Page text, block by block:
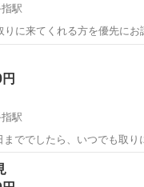
駅
に来てくれる方を優先にお
ソファ（1.2m） 【引き渡
駅
手指駅